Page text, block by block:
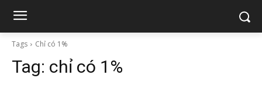
Tags Chỉ có 1%
Tag: chỉ có 1%